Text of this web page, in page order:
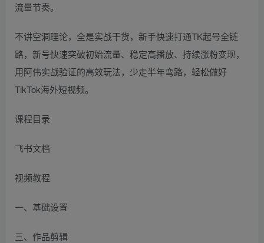
流量节奏。
不讲空洞理论，全是实战干货，新手快速打通TK起号全链
路，新号快速突破初始流量、稳定高播放、持续涨粉变现，
用阿伟实战验证的高效玩法，少走半年弯路，轻松做好
TikTok海外短视频。
课程目录
飞书文档
视频教程
一、基础设置
三、作品剪辑